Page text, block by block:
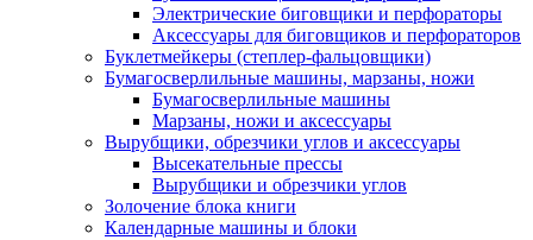
Электрические биговщики и перфораторы
Аксессуары для биговщиков и перфораторов
Буклетмейкеры (степлер-фальцовщики)
Бумагосверлильные машины, марзаны, ножи
Бумагосверлильные машины
Марзаны, ножи и аксессуары
Вырубщики, обрезчики углов и аксессуары
Высекательные прессы
Вырубщики и обрезчики углов
Золочение блока книги
Календарные машины и блоки